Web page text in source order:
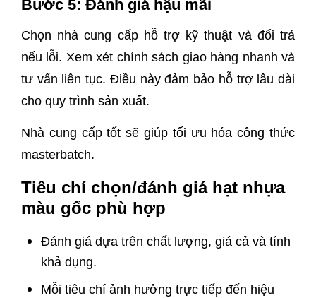
Bước 5: Đánh giá hậu mãi
Chọn nhà cung cấp hỗ trợ kỹ thuật và đổi trả
nếu lỗi. Xem xét chính sách giao hàng nhanh và
tư vấn liên tục. Điều này đảm bảo hỗ trợ lâu dài
cho quy trình sản xuất.
Nhà cung cấp tốt sẽ giúp tối ưu hóa công thức
masterbatch.
Tiêu chí chọn/đánh giá hạt nhựa
màu gốc phù hợp
Đánh giá dựa trên chất lượng, giá cả và tính
khả dụng.
Mỗi tiêu chí ảnh hưởng trực tiếp đến hiệu